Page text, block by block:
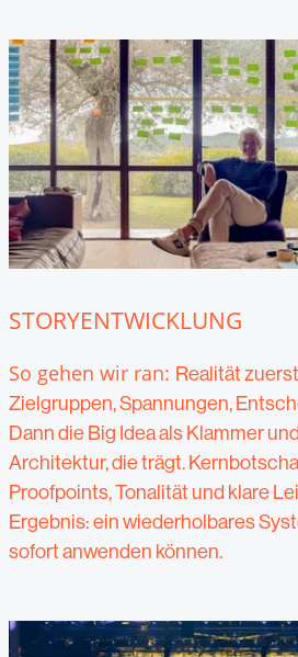
STORYENTWICKLUNG
So gehen wir ran: Realität
Zielgruppen, Spannungen,
Dann die Big Idea als Klammer
Architektur, die trägt.
Proofpoints, Tonalität und klare
Ergebnis: ein wiederholbares
sofort anwenden können.